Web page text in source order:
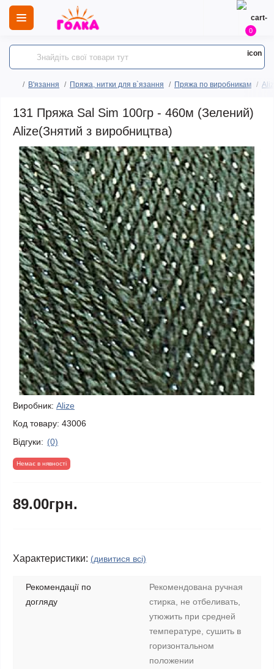
0
В'язання Пряжа, нитки для в`язання Пряжа по виробникам
131 Пряжа Sal Sim 100гр - 460м (Зелений)
Alize(Знятий з виробництва)
Виробник: Alize
Код товару: 43006
Відгуки: (0)
Немає в нявності
89.00грн.
Характеристики: (дивитися всі)
Рекомендації по
догляду
Рекомендована ручная
стирка, не отбеливать,
утюжить при средней
температуре, сушить в
горизонтальном
положении